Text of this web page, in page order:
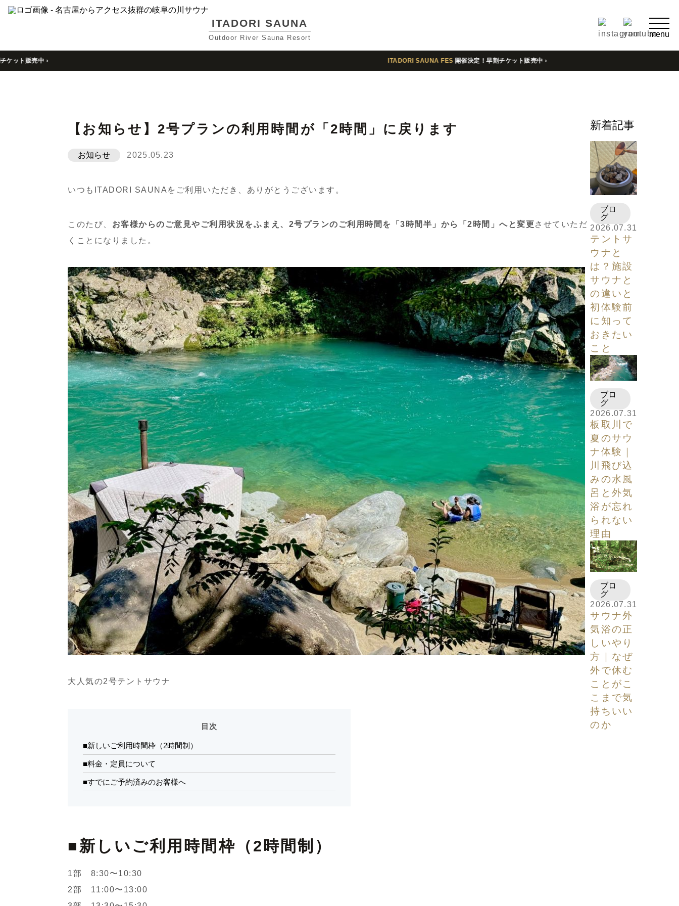
売中 › ITADORI SAUNA FES開催決定！早割チケット販売中 ›
予約
Reserve
ブログ
Blog
採用情報
Recruit
menu
ITADORI SAUNA
Outdoor River Sauna Resort
TOP
【お知らせ】2号プランの利用時間が「2時間」に戻ります
お知らせ 2025.05.23
いつもITADORI SAUNAをご利用いただき、ありがとうございます。
このたび、 お客様からのご意見やご利用状況をふまえ、2号プランのご利用時間を「3時間半」から「2時間」へと変更させていただ
くことになりました。
大人気の2号テントサウナ
目次
■新しいご利用時間枠（2時間制）
■料金・定員について
■すでにご予約済みのお客様へ
■新しいご利用時間枠（2時間制）
1部 8:30〜10:30
2部 11:00〜13:00
新着記事
ブロ
グ
2026.07.31
テントサ
ウナと
は？施設
サウナと
の違いと
初体験前
に知って
おきたい
こと
ブロ
グ
2026.07.31
板取川で
夏のサウ
ナ体験｜
川飛び込
みの水風
呂と外気
浴が忘れ
られない
理由
ブロ
グ
2026.07.31
サウナ外
気浴の正
しいやり
方｜なぜ
外で休む
ことがこ
こまで気
持ちいい
のか